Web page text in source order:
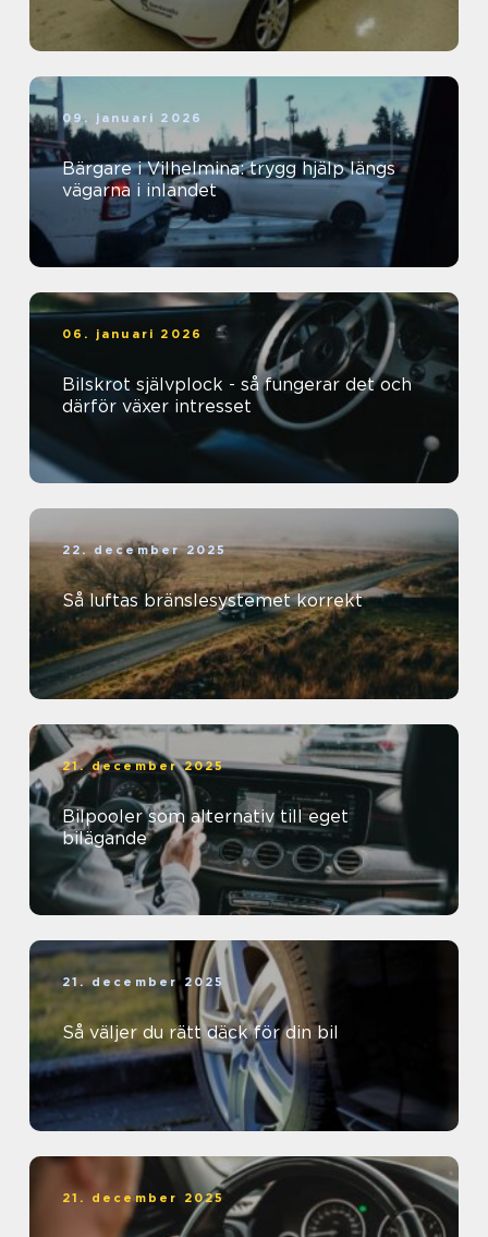
09. januari 2026
Bärgare i Vilhelmina: trygg hjälp längs
vägarna i inlandet
06. januari 2026
Bilskrot självplock - så fungerar det och
därför växer intresset
22. december 2025
Så luftas bränslesystemet korrekt
21. december 2025
Bilpooler som alternativ till eget
bilägande
21. december 2025
Så väljer du rätt däck för din bil
21. december 2025